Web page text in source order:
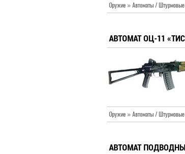
Оружие » Автоматы /
АВТОМАТ ОЦ-11
Оружие » Автоматы /
АВТОМАТ